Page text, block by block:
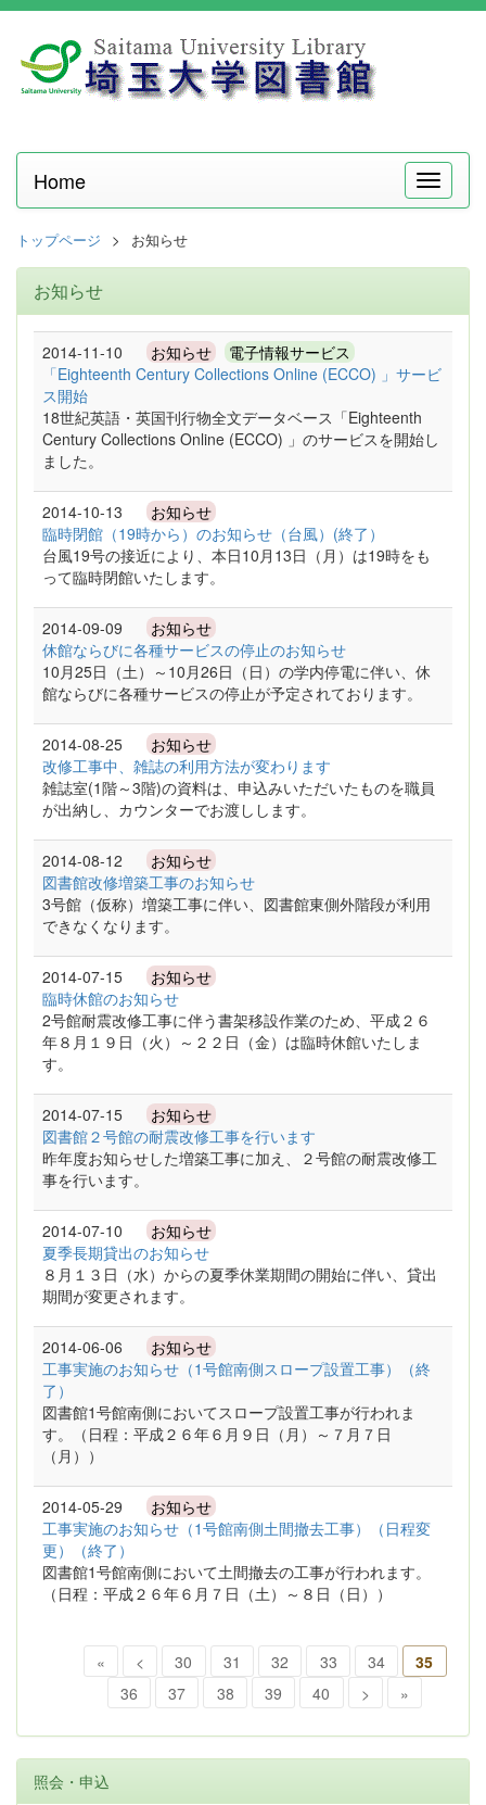
メ
ニ
Home
トップページ お知らせ
お知らせ
2014-11-10 お知らせ 電子情報サービス
「Eighteenth Century Collections Online (ECCO) 」サービ
ス開始
18世紀英語・英国刊行物全文データベース「Eighteenth
Century Collections Online (ECCO) 」のサービスを開始し
ました。
2014-10-13 お知らせ
臨時閉館（19時から）のお知らせ（台風）(終了）
台風19号の接近により、本日10月13日（月）は19時をも
って臨時閉館いたします。
2014-09-09 お知らせ
休館ならびに各種サービスの停止のお知らせ
10月25日（土）～10月26日（日）の学内停電に伴い、休
館ならびに各種サービスの停止が予定されております。
2014-08-25 お知らせ
改修工事中、雑誌の利用方法が変わります
雑誌室(1階～3階)の資料は、申込みいただいたものを職員
が出納し、カウンターでお渡しします。
2014-08-12 お知らせ
図書館改修増築工事のお知らせ
3号館（仮称）増築工事に伴い、図書館東側外階段が利用
できなくなります。
2014-07-15 お知らせ
臨時休館のお知らせ
2号館耐震改修工事に伴う書架移設作業のため、平成２６
年８月１９日（火）～２２日（金）は臨時休館いたしま
す。
2014-07-15 お知らせ
図書館２号館の耐震改修工事を行います
昨年度お知らせした増築工事に加え、２号館の耐震改修工
事を行います。
2014-07-10 お知らせ
夏季長期貸出のお知らせ
８月１３日（水）からの夏季休業期間の開始に伴い、貸出
期間が変更されます。
2014-06-06 お知らせ
工事実施のお知らせ（1号館南側スロープ設置工事）（終
了）
図書館1号館南側においてスロープ設置工事が行われま
す。（日程：平成２６年６月９日（月）～７月７日
（月））
2014-05-29 お知らせ
工事実施のお知らせ（1号館南側土間撤去工事）（日程変
更）（終了）
図書館1号館南側において土間撤去の工事が行われます。
（日程：平成２６年６月７日（土）～８日（日））
« < 30 31 32 33 34
35
36
37 38 39 40 > »
照会・申込